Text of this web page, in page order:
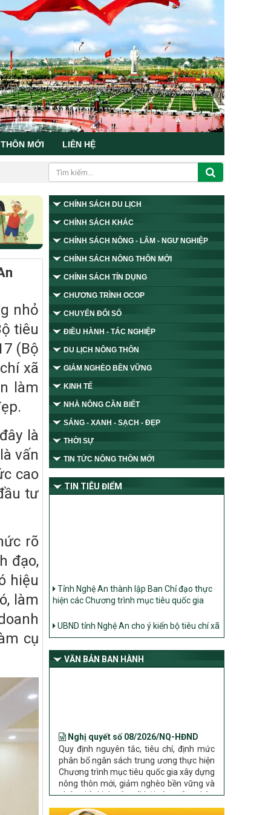
MỚI LIÊN HỆ
nhỏ
tiêu
(Bộ
xã
làm
là
vấn
cao
tư
rõ
đạo,
hiệu
làm
cụ
CHÍNH SÁCH DU LỊCH
CHÍNH SÁCH KHÁC
CHÍNH SÁCH NÔNG - LÂM - NGƯ NGHIỆP
CHÍNH SÁCH NÔNG THÔN MỚI
CHÍNH SÁCH TÍN DỤNG
CHƯƠNG TRÌNH OCOP
CHUYỂN ĐỔI SỐ
ĐIỀU HÀNH - TÁC NGHIỆP
DU LỊCH NÔNG THÔN
GIẢM NGHÈO BỀN VỮNG
KINH TẾ
NHÀ NÔNG CẦN BIẾT
SÁNG - XANH - SẠCH - ĐẸP
THỜI SỰ
TIN TỨC NÔNG THÔN MỚI
TIN TIÊU ĐIỂM
hiện các Chương trình mục tiêu quốc gia
Nông thôn mới
Ban Thường vụ Tỉnh ủy Nghệ An ban hành
Chỉ thị về đẩy mạnh thực hiện Chương trình
mục tiêu quốc gia xây dựng nông thôn mới,
tỉnh về tình hình thực hiện các Chương trình
mục tiêu quốc gia trên địa bàn
VĂN BẢN BAN HÀNH
phân bổ ngân sách trung ương thực hiện
Chương trình mục tiêu quốc gia xây dựng
nông thôn mới, giảm nghèo bền vững và
phát triển kinh tế – xã hội vùng đồng bào
dân tộc thiểu số và miền núi giai đoạn
2026 – 2030 trên địa bàn tỉnh Nghệ An
Chỉ Thị số 22-CT/TU